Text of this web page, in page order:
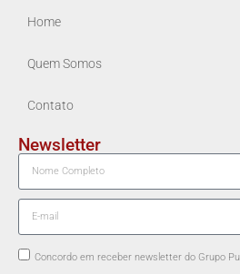
Home
Quem Somos
Contato
Newsletter
Concordo em receber newsletter do Grupo